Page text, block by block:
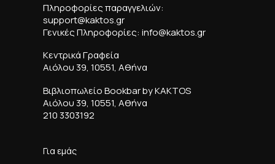
Πληροφορίες παραγγελιών:
support@kaktos.gr
Γενικές Πληροφορίες: info@kaktos.gr
Κεντρικά Γραφεία
Αιόλου 39, 10551, Αθήνα
Βιβλιοπωλείο Bookbar by KAKTOS
Αιόλου 39, 10551, Αθήνα
210 3303192
Για εμάς